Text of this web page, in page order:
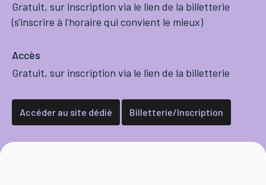
Gratuit, sur inscription via le lien de la billetterie
(s'inscrire à l'horaire qui convient le mieux)
Accès
Gratuit, sur inscription via le lien de la billetterie
Accéder au site dédié Billetterie/Inscription